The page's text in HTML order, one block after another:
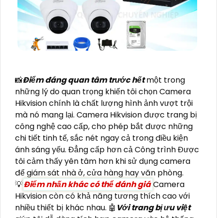
📸Điểm đáng quan tâm trước hếtmột trong
những lý do quan trọng khiến tôi chọn Camera
Hikvision chính là chất lượng hình ảnh vượt trội
mà nó mang lại. Camera Hikvision được trang bị
công nghệ cao cấp, cho phép bắt được những
chi tiết tinh tế, sắc nét ngay cả trong điều kiện
ánh sáng yếu. Đẳng cấp hơn cả Công trình Được
tôi cảm thấy yên tâm hơn khi sử dụng camera
để giám sát nhà ở, cửa hàng hay văn phòng.
💡Điểm nhấn khác có thể đánh giáCamera
Hikvision còn có khả năng tương thích cao với
nhiều thiết bị khác nhau. 🤖️ Với trang bị ưu việt